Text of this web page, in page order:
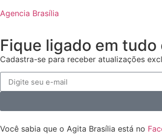
Agencia Brasília
Fique ligado em
Cadastra-se para receber atualizações
Você sabia que o Agita Brasília está no